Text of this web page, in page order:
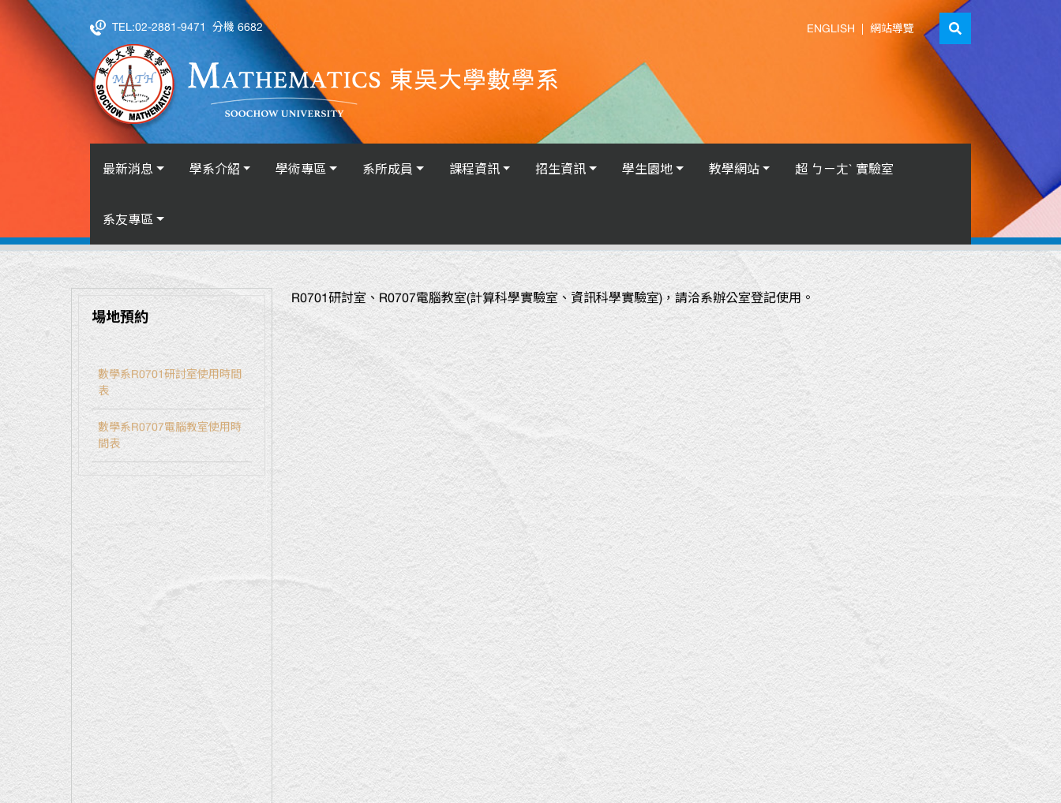
TEL:02-2881-9471 分機 6682 ENGLISH | 網站導覽
最新消息 學系介紹 學術專區 系所成員 課程資訊 招生資訊 學生園地 教學網站 超 ㄅㄧㄤˋ 實驗室
系友專區
數學系網站 學系介紹 場地預約
場地預約
數學系R0701研討室使用時間
表
數學系R0707電腦教室使用時
間表
R0701研討室、R0707電腦教室(計算科學實驗室、資訊科學實驗室)，請洽系辦公室登記使用。